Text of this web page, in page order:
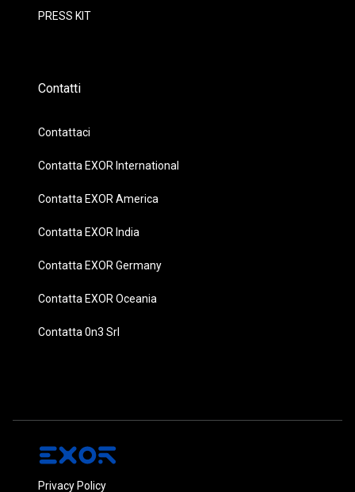
PRESS KIT
Contatti
Contattaci
Contatta EXOR International
Contatta EXOR America
Contatta EXOR India
Contatta EXOR Germany
Contatta EXOR Oceania
Contatta 0n3 Srl
Privacy Policy